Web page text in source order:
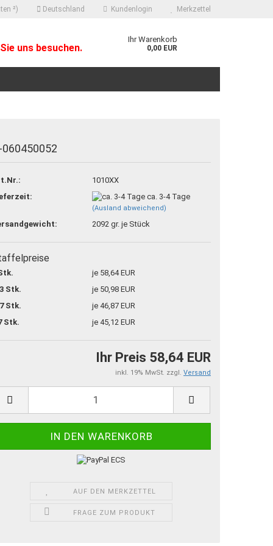
²) Deutschland Kundenlogin
erstellen
vergessen?
Merkzettel
uns besuchen.
Ihr Warenkorb
0,00 EUR
060450052
1010XX
ca. 3-4 Tage
(Ausland abweichend)
2092 gr. je Stück
je 58,64 EUR
Stk.
je 50,98 EUR
Stk.
je 46,87 EUR
Stk.
je 45,12 EUR
Ihr Preis 58,64 EUR
inkl. 19% MwSt. zzgl. Versand
AUF DEN MERKZETTEL
FRAGE ZUM PRODUKT